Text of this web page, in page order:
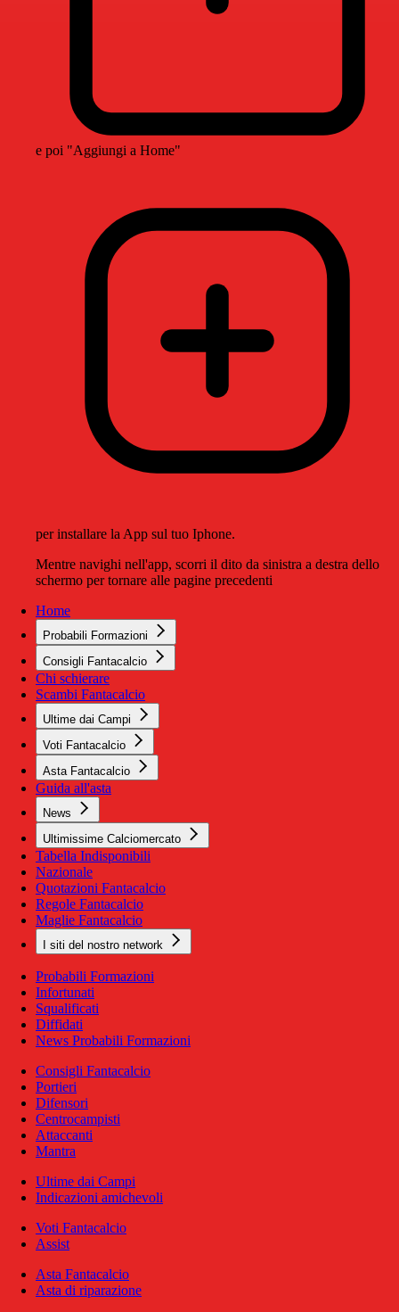
e poi "Aggiungi a Home"
per installare la App sul tuo Iphone.
Mentre navighi nell'app, scorri il dito da sinistra a destra dello
schermo per tornare alle pagine precedenti
Home
Probabili Formazioni
Consigli Fantacalcio
Chi schierare
Scambi Fantacalcio
Ultime dai Campi
Voti Fantacalcio
Asta Fantacalcio
Guida all'asta
News
Ultimissime Calciomercato
Tabella Indisponibili
Nazionale
Quotazioni Fantacalcio
Regole Fantacalcio
Maglie Fantacalcio
I siti del nostro network
Probabili Formazioni
Infortunati
Squalificati
Diffidati
News Probabili Formazioni
Consigli Fantacalcio
Portieri
Difensori
Centrocampisti
Attaccanti
Mantra
Ultime dai Campi
Indicazioni amichevoli
Voti Fantacalcio
Assist
Asta Fantacalcio
Asta di riparazione